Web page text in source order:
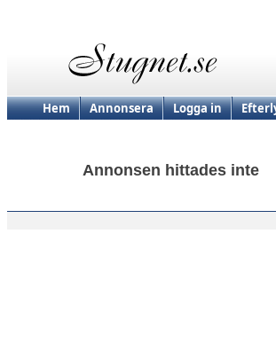
Hem Annonsera Logga in
Annonsen hittades inte